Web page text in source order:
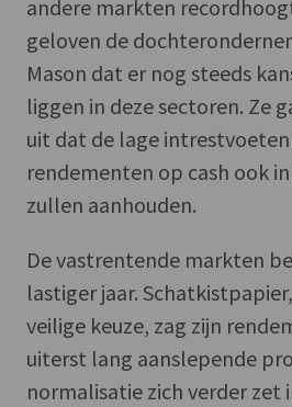
andere markten
geloven de
Mason dat er nog steeds
liggen in deze sectoren. Ze
uit dat de lage
rendementen op cash ook
zullen aanhouden.
De vastrentende markten
lastiger jaar.
veilige keuze, zag zijn
uiterst lang aanslepende
normalisatie zich verder zet